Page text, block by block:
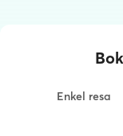
Enkel resa